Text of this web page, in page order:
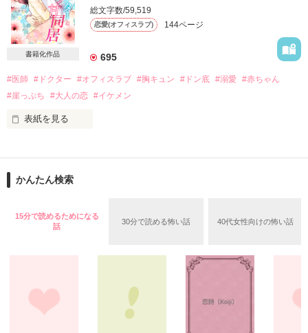
お見合いでの政略結婚が筋
そんな二人が
恋をして
現代に生きる二人の
いいね！やひとこと感想を下さった皆様も、
書籍化作品
総文字数/59,519
恋愛(オフィスラブ) 144ページ
695
#医師 #ドクター #オフィスラブ #胸キュン #ドン底 #溺愛 #赤ちゃん
#崖っぷち
#大人の恋 #イケメン
表紙を見る
「じゃあ……その二十七歳のどうしようもない女、俺が拾って
突然、降って湧いたような話だった。
クールで見惚れるほど格好良い産婦人科の先生でした。
2017.10.6 完結公開
かんたん検索
15分で読めるためになる
話
30分で読める怖い話 40代女性向けの怖い話